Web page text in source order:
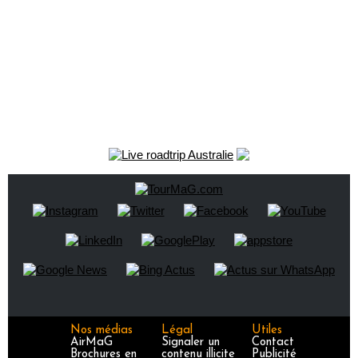
Nos médias
AirMaG
Brochures en
Légal
Signaler un
contenu illicite
Utiles
Contact
Publicité